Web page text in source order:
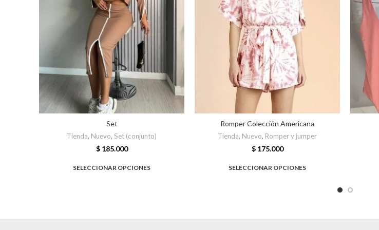
Set
Tienda, Nuevo, Set (conjunto)
$185.000
SELECCIONAR OPCIONES
Romper Colección Americana
Tienda, Nuevo, Romper y jumper
$175.000
SELECCIONAR OPCIONES